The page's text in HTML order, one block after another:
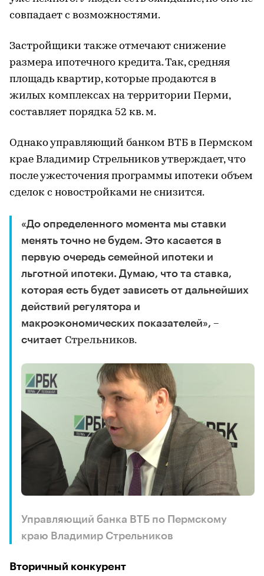
совпадает с возможностями.
Застройщики также отмечают снижение
размера ипотечного кредита. Так, средняя
площадь квартир, которые продаются в
жилых комплексах на территории Перми,
составляет порядка 52 кв. м.
Однако управляющий банком ВТБ в Пермском
крае Владимир Стрельников утверждает, что
после ужесточения программы ипотеки объем
сделок с новостройками не снизится.
«До определенного момента мы ставки
менять точно не будем. Это касается в
первую очередь семейной ипотеки и
льготной ипотеки. Думаю, что та ставка,
которая есть будет зависеть от дальнейших
действий регулятора и
макроэкономических показателей», –
считает Стрельников.
Управляющий банка ВТБ по Пермскому
краю Владимир Стрельников
Вторичный конкурент